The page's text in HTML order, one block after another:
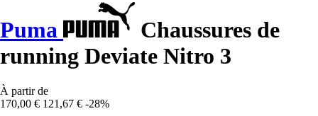
Puma
Chaussures de
running Deviate Nitro 3
À partir de
170,00 € 121,67 € -28%